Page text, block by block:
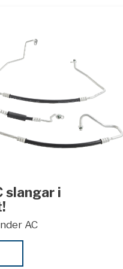
slangar i
AC